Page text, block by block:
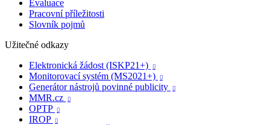
Evaluace
Pracovní příležitosti
Slovník pojmů
Užitečné odkazy
Elektronická žádost (ISKP21+)

Monitorovací systém (MS2021+) 
Generátor nástrojů povinné publicity 
MMR.cz 
OPTP 
IROP 